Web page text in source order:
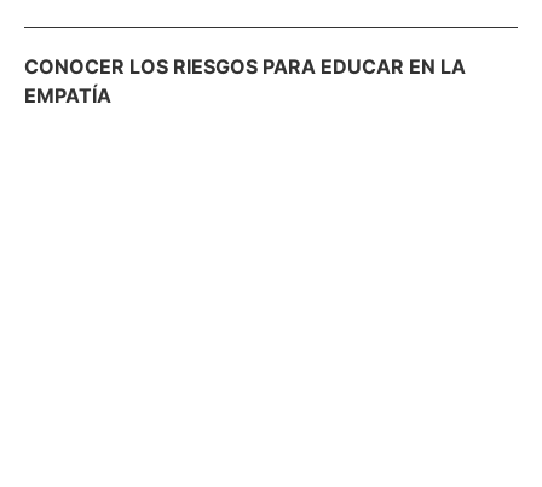
CONOCER LOS RIESGOS PARA EDUCAR EN LA
EMPATÍA